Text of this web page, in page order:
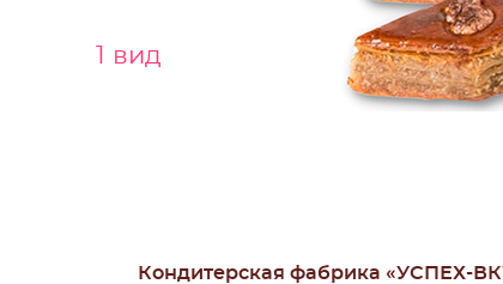
1 вид
Кондитерская фабрика «УСПЕХ-